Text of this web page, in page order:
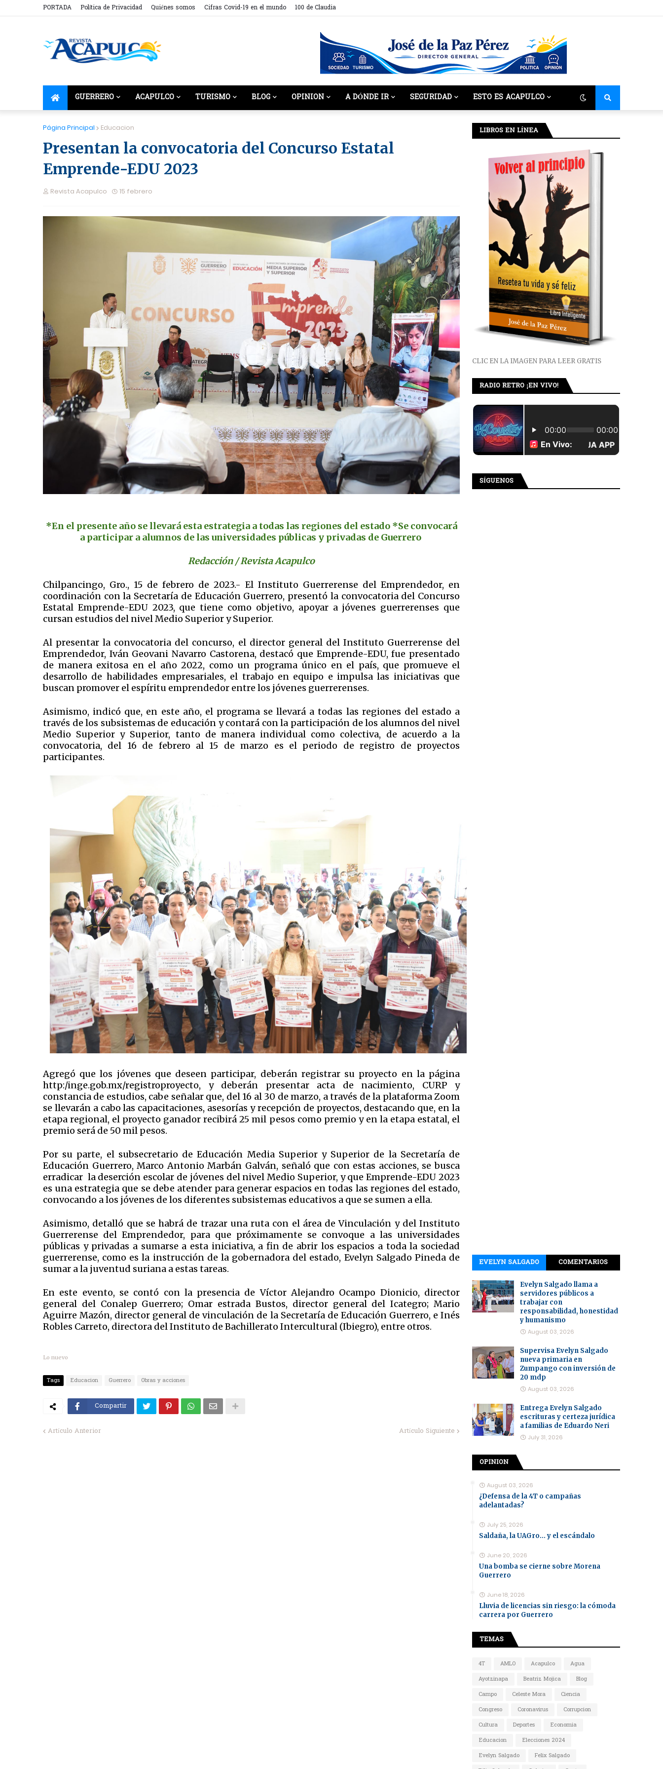
PORTADA Política de Privacidad Quiénes somos Cifras Covid-19 en el mundo 100 de Claudia
GUERRERO ACAPULCO TURISMO BLOG OPINION A DÓNDE IR SEGURIDAD ESTO ES ACAPULCO
Página Principal Educacion
Presentan la convocatoria del Concurso Estatal
Emprende-EDU 2023
Revista Acapulco 15 febrero
*En el presente año se llevará esta estrategia a todas las regiones del estado *Se convocará
a participar a alumnos de las universidades públicas y privadas de Guerrero
Redacción / Revista Acapulco
Chilpancingo, Gro., 15 de febrero de 2023.- El Instituto Guerrerense del Emprendedor, en
coordinación con la Secretaría de Educación Guerrero, presentó la convocatoria del Concurso
Estatal Emprende-EDU 2023, que tiene como objetivo, apoyar a jóvenes guerrerenses que
cursan estudios del nivel Medio Superior y Superior.
Al presentar la convocatoria del concurso, el director general del Instituto Guerrerense del
Emprendedor, Iván Geovani Navarro Castorena, destacó que Emprende-EDU, fue presentado
de manera exitosa en el año 2022, como un programa único en el país, que promueve el
desarrollo de habilidades empresariales, el trabajo en equipo e impulsa las iniciativas que
buscan promover el espíritu emprendedor entre los jóvenes guerrerenses.
Asimismo, indicó que, en este año, el programa se llevará a todas las regiones del estado a
través de los subsistemas de educación y contará con la participación de los alumnos del nivel
Medio Superior y Superior, tanto de manera individual como colectiva, de acuerdo a la
convocatoria, del 16 de febrero al 15 de marzo es el periodo de registro de proyectos
participantes.
Agregó que los jóvenes que deseen participar, deberán registrar su proyecto en la página
http:/inge.gob.mx/registroproyecto, y deberán presentar acta de nacimiento, CURP y
constancia de estudios, cabe señalar que, del 16 al 30 de marzo, a través de la plataforma Zoom
se llevarán a cabo las capacitaciones, asesorías y recepción de proyectos, destacando que, en la
etapa regional, el proyecto ganador recibirá 25 mil pesos como premio y en la etapa estatal, el
premio será de 50 mil pesos.
Por su parte, el subsecretario de Educación Media Superior y Superior de la Secretaría de
Educación Guerrero, Marco Antonio Marbán Galván, señaló que con estas acciones, se busca
erradicar la deserción escolar de jóvenes del nivel Medio Superior, y que Emprende-EDU 2023
es una estrategia que se debe atender para generar espacios en todas las regiones del estado,
convocando a los jóvenes de los diferentes subsistemas educativos a que se sumen a ella.
Asimismo, detalló que se habrá de trazar una ruta con el área de Vinculación y del Instituto
Guerrerense del Emprendedor, para que próximamente se convoque a las universidades
públicas y privadas a sumarse a esta iniciativa, a fin de abrir los espacios a toda la sociedad
guerrerense, como es la instrucción de la gobernadora del estado, Evelyn Salgado Pineda de
sumar a la juventud suriana a estas tareas.
En este evento, se contó con la presencia de Víctor Alejandro Ocampo Dionicio, director
general del Conalep Guerrero; Omar estrada Bustos, director general del Icategro; Mario
Aguirre Mazón, director general de vinculación de la Secretaría de Educación Guerrero, e Inés
Robles Carreto, directora del Instituto de Bachillerato Intercultural (Ibiegro), entre otros.
Lo nuevo
Tags Educacion Guerrero Obras y acciones
Compartir
Artículo Anterior Artículo Siguiente
LIBROS EN LÍNEA
CLIC EN LA IMAGEN PARA LEER GRATIS
RADIO RETRO ¡EN VIVO!
SÍGUENOS
EVELYN SALGADO COMENTARIOS
Evelyn Salgado llama a
servidores públicos a
trabajar con
responsabilidad, honestidad
y humanismo
August 03, 2026
Supervisa Evelyn Salgado
nueva primaria en
Zumpango con inversión de
20 mdp
August 03, 2026
Entrega Evelyn Salgado
escrituras y certeza jurídica
a familias de Eduardo Neri
July 31, 2026
OPINION
August 03, 2026
¿Defensa de la 4T o campañas
adelantadas?
July 25, 2026
Saldaña, la UAGro... y el escándalo
June 20, 2026
Una bomba se cierne sobre Morena
Guerrero
June 18, 2026
Lluvia de licencias sin riesgo: la cómoda
carrera por Guerrero
TEMAS
4T AMLO Acapulco
Agua
Ayotzinapa
Beatriz Mojica
Blog
Campo
Celeste Mora
Ciencia
Congreso
Coronavirus
Corrupcion
Cultura
Deportes
Economia
Educacion
Elecciones 2024
Evelyn Salgado
Felix Salgado